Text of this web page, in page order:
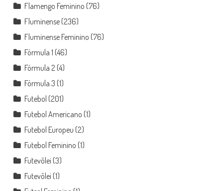
Flamengo Feminino (76)
Fluminense(236)
Fluminense Feminino (76)
Fórmula 1 (46)
Fórmula 2 (4)
Fórmula 3 (1)
Futebol (201)
Futebol Americano (1)
Futebol Europeu (2)
Futebol Feminino (1)
Futevôlei (3)
Futevôlei (1)